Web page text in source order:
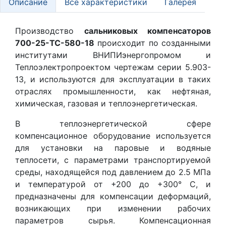
Описание Все характеристики Галерея
Производство сальниковых компенсаторов
700-25-TC-580-18 происходит по созданными
институтами ВНИПИэнергопромом и
Теплоэлектропроектом чертежам серии 5.903-
13, и используются для эксплуатации в таких
отраслях промышленности, как нефтяная,
химическая, газовая и теплоэнергетическая.
В теплоэнергетической сфере
компенсационное оборудование используется
для установки на паровые и водяные
теплосети, с параметрами транспортируемой
среды, находящейся под давлением до 2.5 МПа
и температурой от +200 до +300° С, и
предназначены для компенсации деформаций,
возникающих при изменении рабочих
параметров сырья. Компенсационная